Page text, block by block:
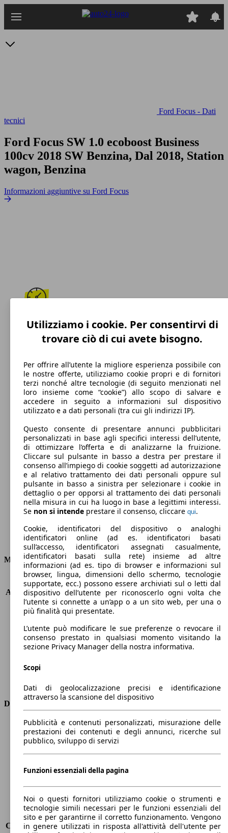
Ford Focus - Dati
tecnici
Ford Focus SW 1.0 ecoboost Business
100cv 2018 SW Benzina, Dal 2018, Station
wagon, Benzina
Informazioni aggiuntive su Ford Focus
184 km/h
Velocità massima
Benzina
Carburante
108 g/km
Emissioni di CO2 (combinato)*
Consumi
Motore e Prestazioni
KW (PS)
74 kW (100 PS)
Accelerazione (0-100 km/h)
12.5s
Velocità massima (km/h)
184 km/h
Numero di marce
6
Coppia
170 nm
Cilindrata
998 ccm
Carburante
Benzina
Trasmissione
Dimensioni
Lunghezza
4670 mm
Altezza
1480 mm
Larghezza
Peso massimo
1925 kg
Sedili
5
Carico sul tetto
-
Capacità di traino (senza freni) -
Utilizziamo i cookie. Per consentirvi di
trovare ciò di cui avete bisogno.
Per offrire all’utente la migliore esperienza possibile con
le nostre offerte, utilizziamo cookie propri e di fornitori
terzi nonché altre tecnologie (di seguito menzionati nel
loro insieme come “cookie”) allo scopo di salvare e
accedere in seguito a informazioni sul dispositivo
utilizzato e a dati personali (tra cui gli indirizzi IP).
Questo consente di presentare annunci pubblicitari
personalizzati in base agli specifici interessi dell’utente,
di ottimizzare l’offerta e di analizzarne la fruizione.
Cliccare sul pulsante in basso a destra per prestare il
consenso all’impiego di cookie soggetti ad autorizzazione
e al relativo trattamento dei dati personali oppure sul
pulsante in basso a sinistra per selezionare i cookie in
dettaglio o per opporsi al trattamento dei dati personali
nella misura in cui ha luogo in base a legittimi interessi.
Se non si intende prestare il consenso, cliccare qui.
Cookie, identificatori del dispositivo o analoghi
identificatori online (ad es. identificatori basati
sull’accesso, identificatori assegnati casualmente,
identificatori basati sulla rete) insieme ad altre
informazioni (ad es. tipo di browser e informazioni sul
browser, lingua, dimensioni dello schermo, tecnologie
supportate, ecc.) possono essere archiviati sul o letti dal
dispositivo dell’utente per riconoscerlo ogni volta che
l’utente si connette a un’app o a un sito web, per una o
più finalità qui presentate.
L’utente può modificare le sue preferenze o revocare il
consenso prestato in qualsiasi momento visitando la
sezione Privacy Manager della nostra informativa.
Scopi
Dati di geolocalizzazione precisi e identificazione
attraverso la scansione del dispositivo
Pubblicità e contenuti personalizzati, misurazione delle
prestazioni dei contenuti e degli annunci, ricerche sul
pubblico, sviluppo di servizi
Funzioni essenziali della pagina
Noi o questi fornitori utilizziamo cookie o strumenti e
tecnologie simili necessari per le funzioni essenziali del
sito e per garantirne il corretto funzionamento. Vengono
in genere utilizzati in risposta all'attività dell'utente per